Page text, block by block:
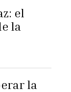
el
la
la